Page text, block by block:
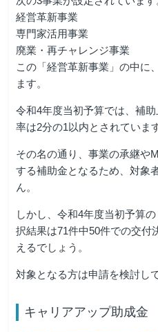
経営革新事業
専門家活用事業
廃業・再チャレンジ事業
この「経営革新事業」の中に
ます。
令和4年度当初予算では、補
率は2分の1以内とされていま
その名の通り、事業の承継や
する補助金となるため、対象
ん。
しかし、令和4年度当初予算
択結果は71件中50件での交付
えるでしょう。
対象となる方は申請を検討し
キャリアアップ助成金